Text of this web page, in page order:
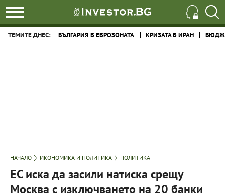
ТЕМИТЕ ДНЕС: БЪЛГАРИЯ В ЕВРОЗОНАТА КРИЗАТА В ИРАН
НАЧАЛО ИКОНОМИКА И ПОЛИТИКА ПОЛИТИКА
ЕС иска да засили натиска срещу
Москва с изключването на 20 банки